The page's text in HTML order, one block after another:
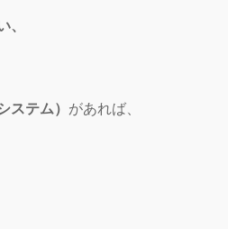
、
ステム） があれば、